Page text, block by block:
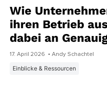
Wie
ihren Betrieb
dabei an
17. April 2026 • Andy Schachtel
Einblicke & Ressourcen